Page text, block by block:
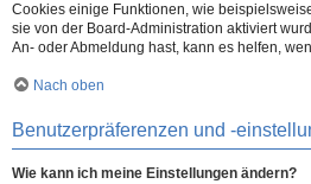
Cookies einige Funktionen, wie
sie von der Board-Administration aktiviert
An- oder Abmeldung hast, kann es helfen,
Nach oben
Benutzerpräferenzen und -
Wie kann ich meine Einstellungen ändern?